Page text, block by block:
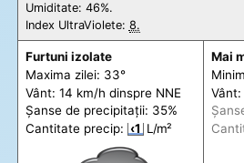
Umiditate: 46%.
Index UltraViolete: 8.
Furtuni izolate
Maxima zilei: 33°
Vânt: 14 km/h dinspre NNE
Șanse de precipitații: 35%
Cantitate precip: ‹1 L/m²
Mai